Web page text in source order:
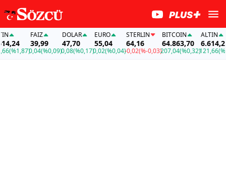
(%1,87)
FAİZ
39,99
0,04(%0,09)
DOLAR
47,70
0,08(%0,17)
EURO
55,04
0,02(%0,04)
STERLIN
64,16
-0,02(%-0,03)
BITCOIN
64.863,70
207,04(%0,32)
ALTIN
6.614,24
121,66